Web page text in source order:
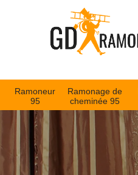
Ramoneur
95
Ramonage de
cheminée 95